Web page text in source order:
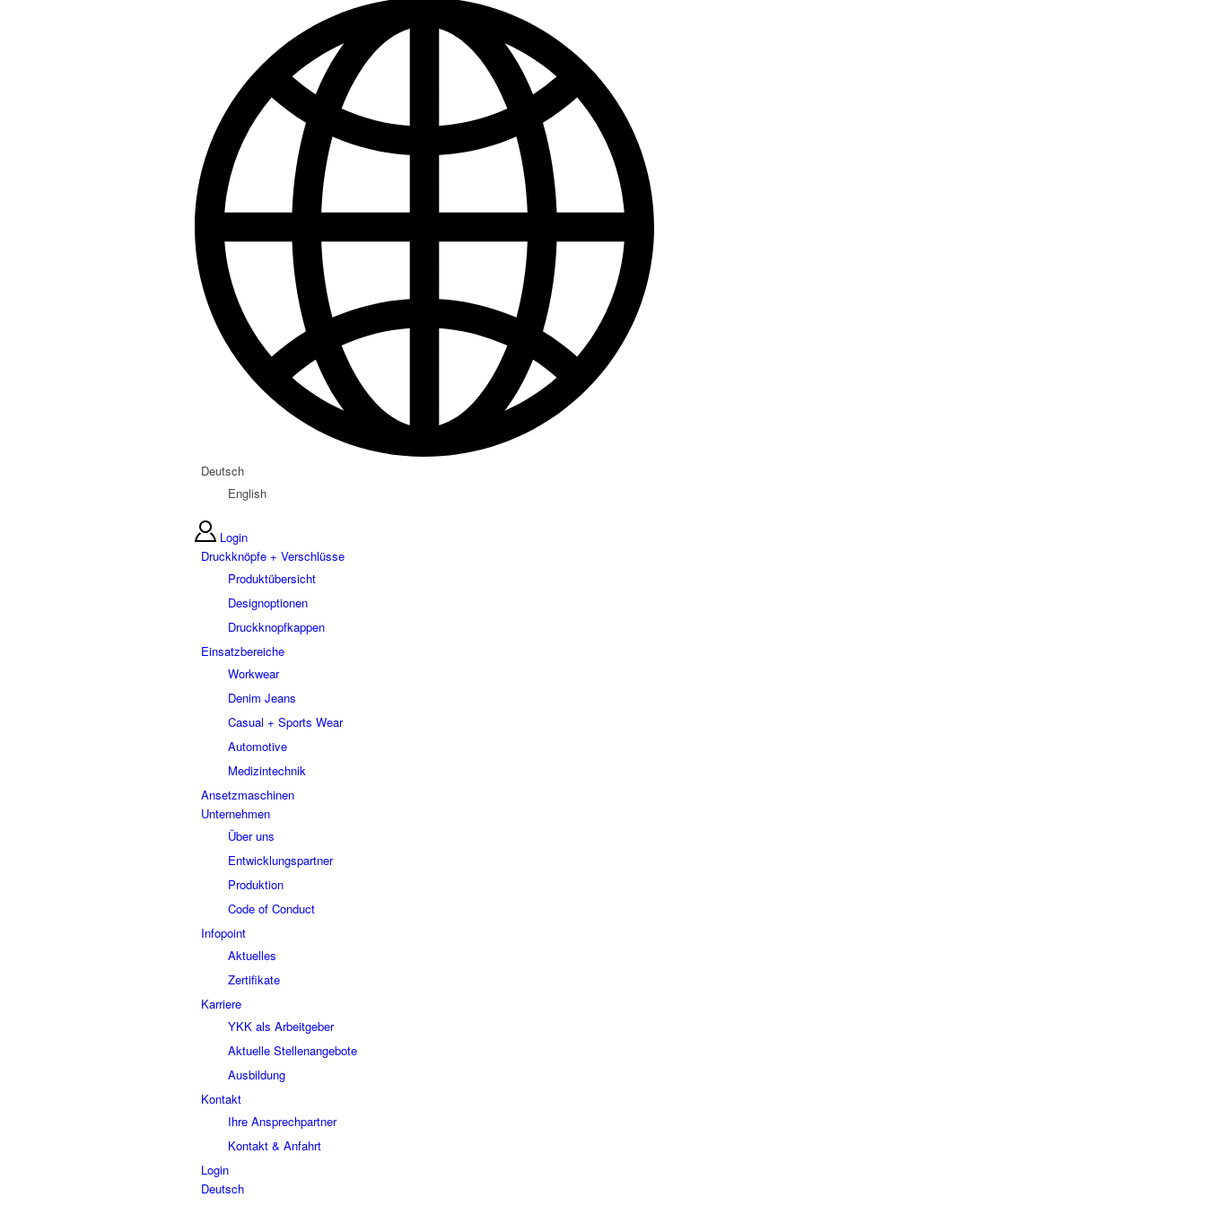
Deutsch
English
Login
Druckknöpfe + Verschlüsse
Produktübersicht
Designoptionen
Druckknopfkappen
Einsatzbereiche
Workwear
Denim Jeans
Casual + Sports Wear
Automotive
Medizintechnik
Ansetzmaschinen
Unternehmen
Über uns
Entwicklungspartner
Produktion
Code of Conduct
Infopoint
Aktuelles
Zertifikate
Karriere
YKK als Arbeitgeber
Aktuelle Stellenangebote
Ausbildung
Kontakt
Ihre Ansprechpartner
Kontakt & Anfahrt
Login
Deutsch